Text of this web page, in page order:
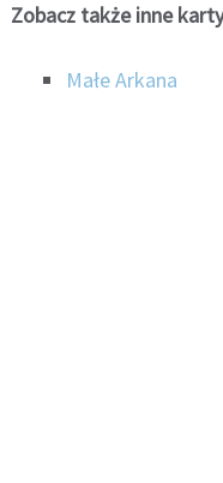
Zobacz także inne
Małe Arkana